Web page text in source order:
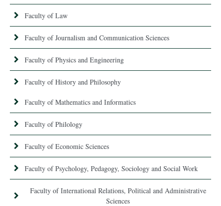
Faculty of Law
Faculty of Journalism and Communication Sciences
Faculty of Physics and Engineering
Faculty of History and Philosophy
Faculty of Mathematics and Informatics
Faculty of Philology
Faculty of Economic Sciences
Faculty of Psychology, Pedagogy, Sociology and Social Work
Faculty of International Relations, Political and Administrative
Sciences